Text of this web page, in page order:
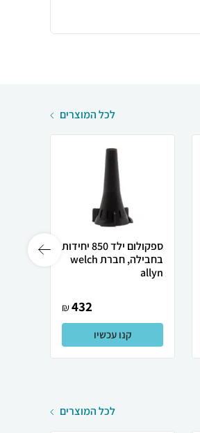
לכל המוצרים
ספקולום ילד 850 יחידות
בחבילה, חברת welch
allyn
432
₪
קנו עכשיו
לכל המוצרים